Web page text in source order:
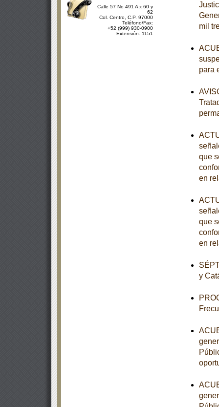
Calle 57 No 491 A x 60 y
62
Col. Centro, C.P. 97000
Teléfono/Fax:
+52 (999) 930-0900
Extensión: 1151
mil
para
que
en
que
en
y